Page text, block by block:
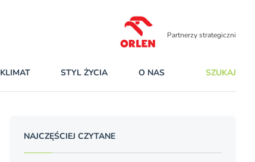
Partnerzy strategiczni
KLIMAT STYL ŻYCIA O NAS SZUKAJ
NAJCZĘŚCIEJ CZYTANE